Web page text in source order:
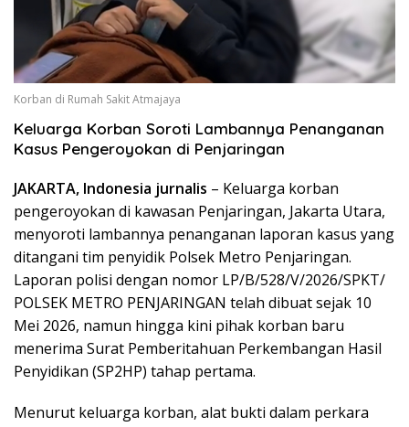
Korban di Rumah Sakit Atmajaya
Keluarga Korban Soroti Lambannya Penanganan
Kasus Pengeroyokan di Penjaringan
JAKARTA, Indonesia jurnalis – Keluarga korban
pengeroyokan di kawasan Penjaringan, Jakarta Utara,
menyoroti lambannya penanganan laporan kasus yang
ditangani tim penyidik Polsek Metro Penjaringan.
Laporan polisi dengan nomor LP/B/528/V/2026/SPKT/
POLSEK METRO PENJARINGAN telah dibuat sejak 10
Mei 2026, namun hingga kini pihak korban baru
menerima Surat Pemberitahuan Perkembangan Hasil
Penyidikan (SP2HP) tahap pertama.
Menurut keluarga korban, alat bukti dalam perkara